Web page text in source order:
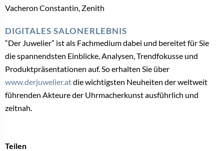
Vacheron Constantin, Zenith
DIGITALES SALONERLEBNIS
“Der Juwelier” ist als Fachmedium dabei und bereitet für Sie
die spannendsten Einblicke, Analysen, Trendfokusse und
Produktpräsentationen auf. So erhalten Sie über
www.derjuwelier.atdie wichtigsten Neuheiten der weltweit
führenden Akteure der Uhrmacherkunst ausführlich und
zeitnah.
Teilen